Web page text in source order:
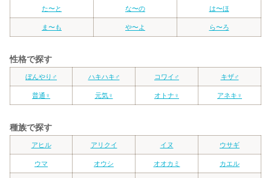
た〜と な〜の は〜ほ
ま〜も や〜よ ら〜ろ
性格で探す
ぼんやり♂ ハキハキ♂ コワイ♂ キザ♂
普通♀ 元気♀ オトナ♀ アネキ♀
種族で探す
アヒル アリクイ イヌ ウサギ
ウマ オウシ オオカミ カエル